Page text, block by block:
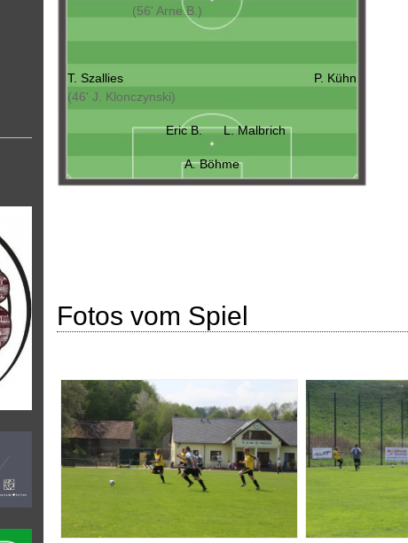
(56' Arne B.)
T. Szallies
(46' J. Klonczynski)
P. Kühn
Eric B. L. Malbrich
A. Böhme
Fotos vom Spiel